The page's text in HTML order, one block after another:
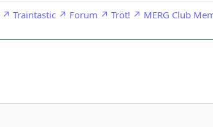
Traintastic Forum Tröt! MERG Club